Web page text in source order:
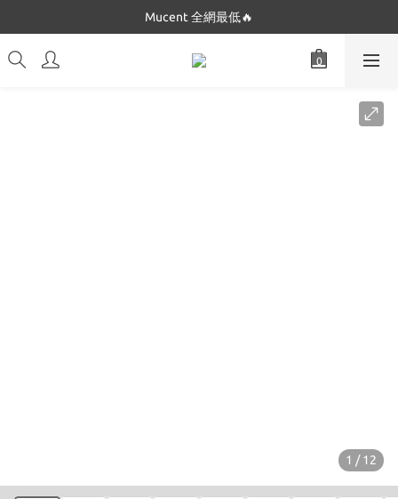
Dickies 最低$280起🔥
Mucent 全網最低🔥
Dickies 最低$280起🔥
1 / 12